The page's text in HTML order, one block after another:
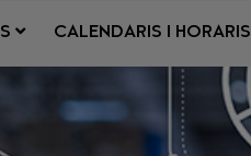
CALENDARIS I HORARIS